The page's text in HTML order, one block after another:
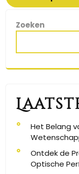
Zoeken
Het Belang
Ontdek de
Optische